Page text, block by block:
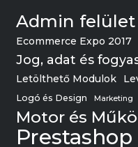
Admin felület
Ecommerce Expo 2017
Jog, adat és
Letölthető Modulok
Logó és Design Marketing
Motor és